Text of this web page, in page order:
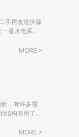
手房改造拆除
MORE >
，有许多需
结构有所了
MORE >